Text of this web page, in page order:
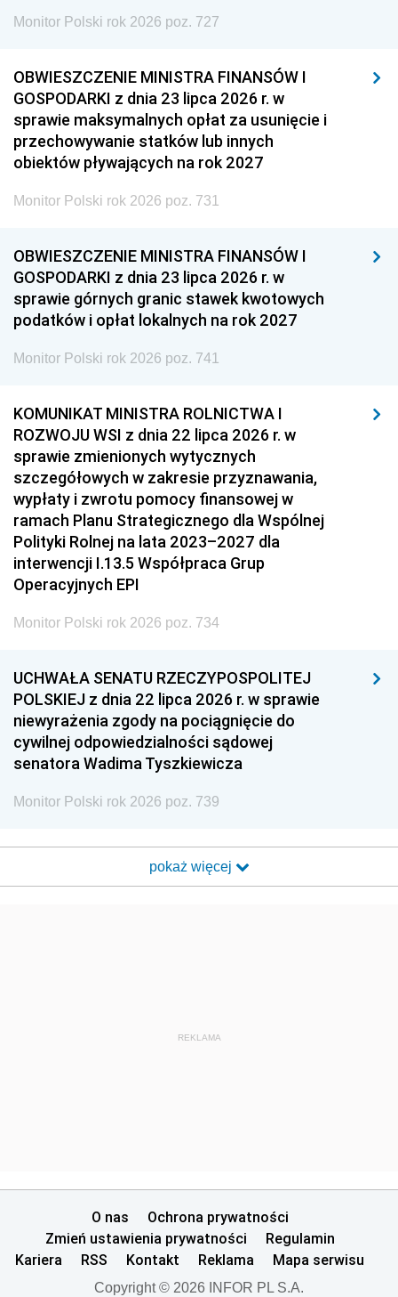
Monitor Polski rok 2026 poz. 727
OBWIESZCZENIE MINISTRA FINANSÓW I
GOSPODARKI z dnia 23 lipca 2026 r. w
sprawie maksymalnych opłat za usunięcie i
przechowywanie statków lub innych
obiektów pływających na rok 2027
Monitor Polski rok 2026 poz. 731
OBWIESZCZENIE MINISTRA FINANSÓW I
GOSPODARKI z dnia 23 lipca 2026 r. w
sprawie górnych granic stawek kwotowych
podatków i opłat lokalnych na rok 2027
Monitor Polski rok 2026 poz. 741
KOMUNIKAT MINISTRA ROLNICTWA I
ROZWOJU WSI z dnia 22 lipca 2026 r. w
sprawie zmienionych wytycznych
szczegółowych w zakresie przyznawania,
wypłaty i zwrotu pomocy finansowej w
ramach Planu Strategicznego dla Wspólnej
Polityki Rolnej na lata 2023–2027 dla
interwencji I.13.5 Współpraca Grup
Operacyjnych EPI
Monitor Polski rok 2026 poz. 734
UCHWAŁA SENATU RZECZYPOSPOLITEJ
POLSKIEJ z dnia 22 lipca 2026 r. w sprawie
niewyrażenia zgody na pociągnięcie do
cywilnej odpowiedzialności sądowej
senatora Wadima Tyszkiewicza
Monitor Polski rok 2026 poz. 739
pokaż więcej
REKLAMA
O nas
Ochrona prywatności
Zmień ustawienia prywatności
Regulamin
Kariera
RSS Kontakt Reklama Mapa serwisu
Copyright © 2026 INFOR PL S.A.